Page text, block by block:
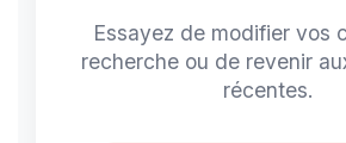
Essayez de modifier vos
recherche ou de revenir
récentes.